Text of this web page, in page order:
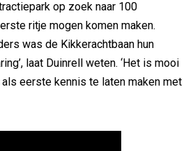
op zoek naar 100
ritje mogen komen maken.
was de Kikkerachtbaan hun
laat Duinrell weten. ‘Het is mooi
eerste kennis te laten maken met